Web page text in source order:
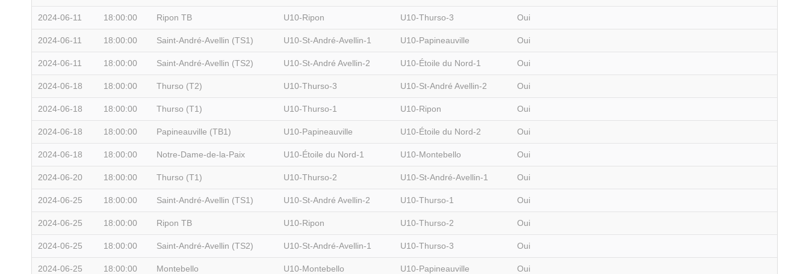
2024-06-11 18:00:00 Ripon TB U10-Ripon U10-Thurso-3 Oui
2024-06-11 18:00:00 Saint-André-Avellin (TS1) U10-St-André-Avellin-1 U10-Papineauville Oui
2024-06-11 18:00:00 Saint-André-Avellin (TS2) U10-St-André Avellin-2 U10-Étoile du Nord-1 Oui
2024-06-18 18:00:00 Thurso (T2) U10-Thurso-3 U10-St-André Avellin-2 Oui
2024-06-18 18:00:00 Thurso (T1) U10-Thurso-1 U10-Ripon Oui
2024-06-18 18:00:00 Papineauville (TB1) U10-Papineauville U10-Étoile du Nord-2 Oui
2024-06-18 18:00:00 Notre-Dame-de-la-Paix U10-Étoile du Nord-1 U10-Montebello Oui
2024-06-20 18:00:00 Thurso (T1) U10-Thurso-2 U10-St-André-Avellin-1 Oui
2024-06-25 18:00:00 Saint-André-Avellin (TS1) U10-St-André Avellin-2 U10-Thurso-1 Oui
2024-06-25 18:00:00 Ripon TB U10-Ripon U10-Thurso-2 Oui
2024-06-25 18:00:00 Saint-André-Avellin (TS2) U10-St-André-Avellin-1 U10-Thurso-3 Oui
2024-06-25 18:00:00 Montebello U10-Montebello U10-Papineauville Oui